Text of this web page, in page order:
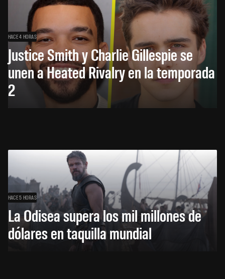
HACE 4 HORAS
Justice Smith y Charlie Gillespie se
unen a Heated Rivalry en la temporada
2
HACE 5 HORAS
La Odisea supera los mil millones de
dólares en taquilla mundial